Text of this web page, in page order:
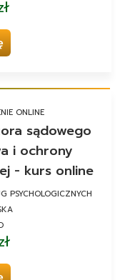
ONLINE
sądowego
i ochrony
- kurs online
PSYCHOLOGICZNYCH